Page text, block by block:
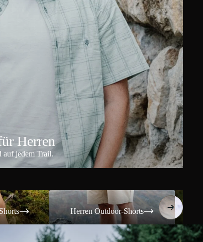
Herren
auf jedem Trail.
Herren Outdoor-Shorts
Herren Outdoor-Shorts
Damen